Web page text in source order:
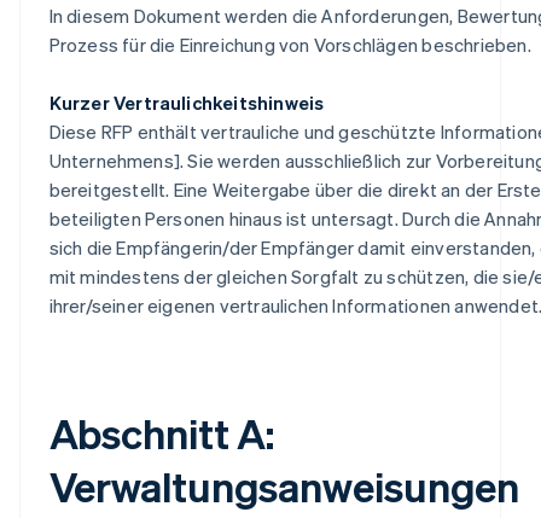
In diesem Dokument werden die Anforderungen,
Prozess für die Einreichung von Vorschlägen beschrieben.
Kurzer Vertraulichkeitshinweis
Diese RFP enthält vertrauliche und geschützte
Unternehmens]. Sie werden ausschließlich zur
bereitgestellt. Eine Weitergabe über die direkt an der
beteiligten Personen hinaus ist untersagt. Durch die
sich die Empfängerin/der Empfänger damit
mit mindestens der gleichen Sorgfalt zu schützen, die sie/
ihrer/seiner eigenen vertraulichen Informationen
Abschnitt A:
Verwaltungsanweisungen